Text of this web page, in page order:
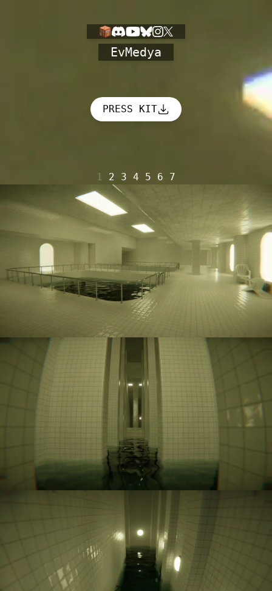
EvMedya
PRESS KIT
1 2 3 4 5 6 7